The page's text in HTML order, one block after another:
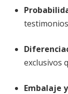
exclusivos
Embalaje